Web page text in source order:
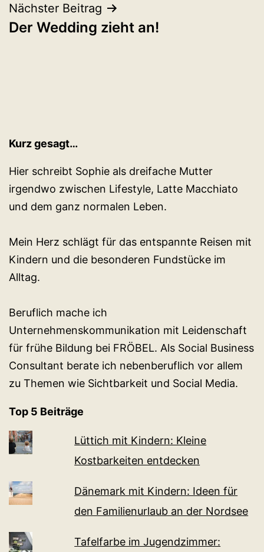
Nächster Beitrag
Der Wedding zieht an!
Kurz gesagt…
Hier schreibt Sophie als dreifache Mutter
irgendwo zwischen Lifestyle, Latte Macchiato
und dem ganz normalen Leben.
Mein Herz schlägt für das entspannte Reisen mit
Kindern und die besonderen Fundstücke im
Alltag.
Beruflich mache ich
Unternehmenskommunikation mit Leidenschaft
für frühe Bildung bei FRÖBEL. Als Social Business
Consultant berate ich nebenberuflich vor allem
zu Themen wie Sichtbarkeit und Social Media.
Top 5 Beiträge
Lüttich mit Kindern: Kleine
Kostbarkeiten entdecken
Dänemark mit Kindern: Ideen für
den Familienurlaub an der Nordsee
Tafelfarbe im Jugendzimmer: